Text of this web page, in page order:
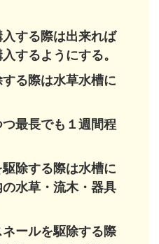
する際は出来れば
するようにする。
る際は水草水槽に
最長でも１週間程
除する際は水槽に
水草・流木・器具
ールを駆除する際